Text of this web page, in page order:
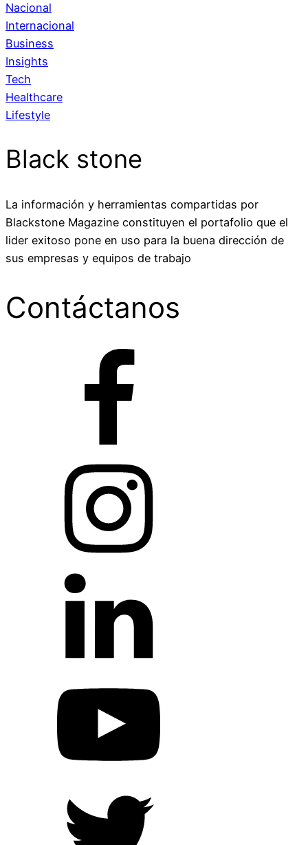
Nacional
Internacional
Business
Insights
Tech
Healthcare
Lifestyle
Black stone
La información y herramientas compartidas por
Blackstone Magazine constituyen el portafolio que el
lider exitoso pone en uso para la buena dirección de
sus empresas y equipos de trabajo
Contáctanos